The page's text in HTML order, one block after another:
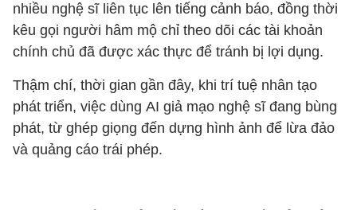
nhiều nghệ sĩ liên tục lên tiếng cảnh báo, đồng thời
kêu gọi người hâm mộ chỉ theo dõi các tài khoản
chính chủ đã được xác thực để tránh bị lợi dụng.
Thậm chí, thời gian gần đây, khi trí tuệ nhân tạo
phát triển, việc dùng AI giả mạo nghệ sĩ đang bùng
phát, từ ghép giọng đến dựng hình ảnh để lừa đảo
và quảng cáo trái phép.